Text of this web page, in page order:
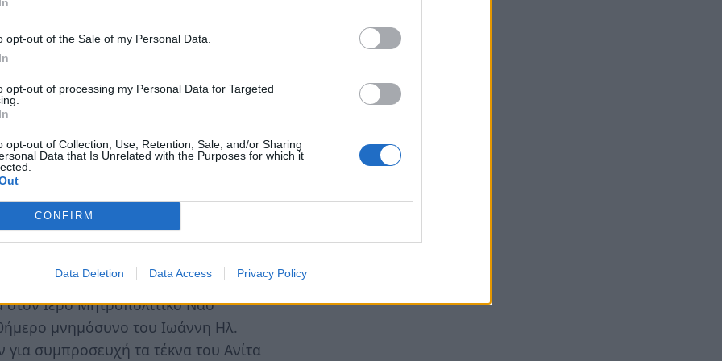
opt-out of the Sale of my Personal Data.
opt-out of processing my Personal Data for Targeted
opt-out of Collection, Use, Retention, Sale, and/or Sharing
Data that Is Unrelated with the Purposes for which it
CONFIRM
Data Deletion Data Access Privacy Policy
Στο μνημόσυνο καλούν για
και Γιάννης – Τζένη, τα εγγόνια του
του και οι λοιποί συγγενείς του.
Κοιμήσεως Θεοτόκου στη Μαγούλα
Α. Κάρκουλα. Στο μνημόσυνο καλούν
– Μαρία, Γιάννης – Κωνσταντίνα και
και Αναστάσης, τα αδέρφια της και
εργολάβος οικοδομών)
Ιερό Μητροπολιτικό Ναό
μνημόσυνο του Ιωάννη Ηλ.
συμπροσευχή τα τέκνα του Ανίτα